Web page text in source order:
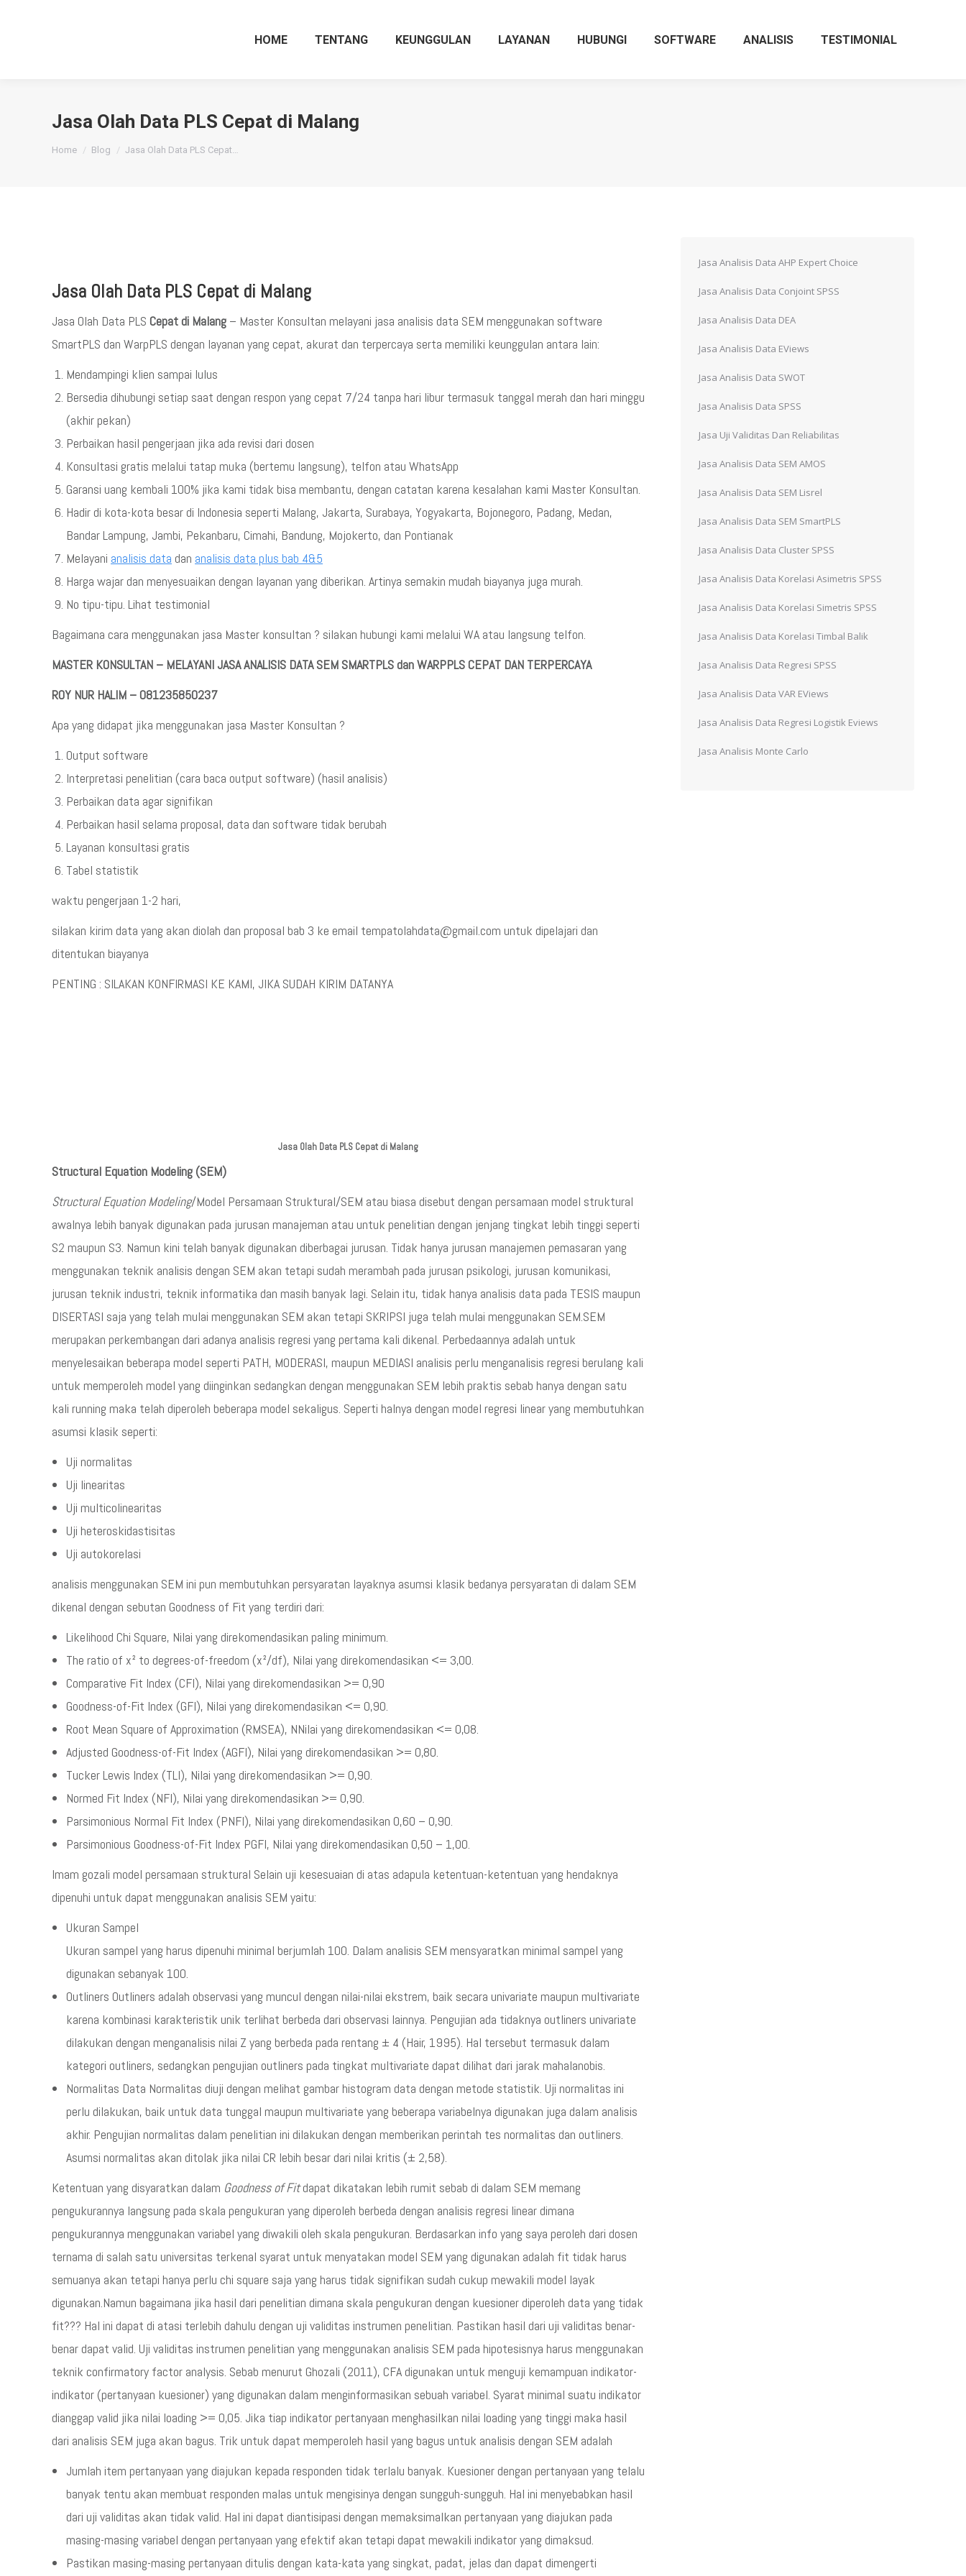
HOME TENTANG KEUNGGULAN LAYANAN HUBUNGI SOFTWARE ANALISIS TESTIMONIAL
Jasa Olah Data PLS Cepat di Malang
You are here:
Home Blog Jasa Olah Data PLS Cepat…
Jasa Olah Data PLS Cepat di Malang
Jasa Olah Data PLS Cepat di Malang – Master Konsultan melayani jasa analisis data SEM menggunakan software
SmartPLS dan WarpPLS dengan layanan yang cepat, akurat dan terpercaya serta memiliki keunggulan antara lain:
Mendampingi klien sampai lulus
Bersedia dihubungi setiap saat dengan respon yang cepat 7/24 tanpa hari libur termasuk tanggal merah dan hari minggu
(akhir pekan)
Perbaikan hasil pengerjaan jika ada revisi dari dosen
Konsultasi gratis melalui tatap muka (bertemu langsung), telfon atau WhatsApp
Garansi uang kembali 100% jika kami tidak bisa membantu, dengan catatan karena kesalahan kami Master Konsultan.
Hadir di kota-kota besar di Indonesia seperti Malang, Jakarta, Surabaya, Yogyakarta, Bojonegoro, Padang, Medan,
Bandar Lampung, Jambi, Pekanbaru, Cimahi, Bandung, Mojokerto, dan Pontianak
Melayani analisis data dan analisis data plus bab 4&5
Harga wajar dan menyesuaikan dengan layanan yang diberikan. Artinya semakin mudah biayanya juga murah.
No tipu-tipu. Lihat testimonial
Bagaimana cara menggunakan jasa Master konsultan ? silakan hubungi kami melalui WA atau langsung telfon.
MASTER KONSULTAN – MELAYANI JASA ANALISIS DATA SEM SMARTPLS dan WARPPLS CEPAT DAN TERPERCAYA
ROY NUR HALIM – 081235850237
Apa yang didapat jika menggunakan jasa Master Konsultan ?
Output software
Interpretasi penelitian (cara baca output software) (hasil analisis)
Perbaikan data agar signifikan
Perbaikan hasil selama proposal, data dan software tidak berubah
Layanan konsultasi gratis
Tabel statistik
waktu pengerjaan 1-2 hari,
silakan kirim data yang akan diolah dan proposal bab 3 ke email tempatolahdata@gmail.com untuk dipelajari dan
ditentukan biayanya
PENTING : SILAKAN KONFIRMASI KE KAMI, JIKA SUDAH KIRIM DATANYA
Jasa Olah Data PLS Cepat di Malang
Structural Equation Modeling (SEM)
Structural Equation Modeling/Model Persamaan Struktural/SEM atau biasa disebut dengan persamaan model struktural
awalnya lebih banyak digunakan pada jurusan manajeman atau untuk penelitian dengan jenjang tingkat lebih tinggi seperti
S2 maupun S3. Namun kini telah banyak digunakan diberbagai jurusan. Tidak hanya jurusan manajemen pemasaran yang
menggunakan teknik analisis dengan SEM akan tetapi sudah merambah pada jurusan psikologi, jurusan komunikasi,
jurusan teknik industri, teknik informatika dan masih banyak lagi. Selain itu, tidak hanya analisis data pada TESIS maupun
DISERTASI saja yang telah mulai menggunakan SEM akan tetapi SKRIPSI juga telah mulai menggunakan SEM.SEM
merupakan perkembangan dari adanya analisis regresi yang pertama kali dikenal. Perbedaannya adalah untuk
menyelesaikan beberapa model seperti PATH, MODERASI, maupun MEDIASI analisis perlu menganalisis regresi berulang kali
untuk memperoleh model yang diinginkan sedangkan dengan menggunakan SEM lebih praktis sebab hanya dengan satu
kali running maka telah diperoleh beberapa model sekaligus. Seperti halnya dengan model regresi linear yang membutuhkan
asumsi klasik seperti:
Uji normalitas
Uji linearitas
Uji multicolinearitas
Uji heteroskidastisitas
Uji autokorelasi
analisis menggunakan SEM ini pun membutuhkan persyaratan layaknya asumsi klasik bedanya persyaratan di dalam SEM
dikenal dengan sebutan Goodness of Fit yang terdiri dari:
Likelihood Chi Square, Nilai yang direkomendasikan paling minimum.
The ratio of x² to degrees-of-freedom (x²/df), Nilai yang direkomendasikan <= 3,00.
Comparative Fit Index (CFI), Nilai yang direkomendasikan >= 0,90
Goodness-of-Fit Index (GFI), Nilai yang direkomendasikan <= 0,90.
Root Mean Square of Approximation (RMSEA), NNilai yang direkomendasikan <= 0,08.
Adjusted Goodness-of-Fit Index (AGFI), Nilai yang direkomendasikan >= 0,80.
Tucker Lewis Index (TLI), Nilai yang direkomendasikan >= 0,90.
Normed Fit Index (NFI), Nilai yang direkomendasikan >= 0,90.
Parsimonious Normal Fit Index (PNFI), Nilai yang direkomendasikan 0,60 – 0,90.
Parsimonious Goodness-of-Fit Index PGFI, Nilai yang direkomendasikan 0,50 – 1,00.
Imam gozali model persamaan struktural Selain uji kesesuaian di atas adapula ketentuan-ketentuan yang hendaknya
dipenuhi untuk dapat menggunakan analisis SEM yaitu:
Ukuran Sampel
Ukuran sampel yang harus dipenuhi minimal berjumlah 100. Dalam analisis SEM mensyaratkan minimal sampel yang
digunakan sebanyak 100.
Outliners Outliners adalah observasi yang muncul dengan nilai-nilai ekstrem, baik secara univariate maupun multivariate
karena kombinasi karakteristik unik terlihat berbeda dari observasi lainnya. Pengujian ada tidaknya outliners univariate
dilakukan dengan menganalisis nilai Z yang berbeda pada rentang ± 4 (Hair, 1995). Hal tersebut termasuk dalam
kategori outliners, sedangkan pengujian outliners pada tingkat multivariate dapat dilihat dari jarak mahalanobis.
Normalitas Data Normalitas diuji dengan melihat gambar histogram data dengan metode statistik. Uji normalitas ini
perlu dilakukan, baik untuk data tunggal maupun multivariate yang beberapa variabelnya digunakan juga dalam analisis
akhir. Pengujian normalitas dalam penelitian ini dilakukan dengan memberikan perintah tes normalitas dan outliners.
Asumsi normalitas akan ditolak jika nilai CR lebih besar dari nilai kritis (± 2,58).
Ketentuan yang disyaratkan dalam Goodness of Fitdapat dikatakan lebih rumit sebab di dalam SEM memang
pengukurannya langsung pada skala pengukuran yang diperoleh berbeda dengan analisis regresi linear dimana
pengukurannya menggunakan variabel yang diwakili oleh skala pengukuran. Berdasarkan info yang saya peroleh dari dosen
ternama di salah satu universitas terkenal syarat untuk menyatakan model SEM yang digunakan adalah fit tidak harus
semuanya akan tetapi hanya perlu chi square saja yang harus tidak signifikan sudah cukup mewakili model layak
digunakan.Namun bagaimana jika hasil dari penelitian dimana skala pengukuran dengan kuesioner diperoleh data yang tidak
fit??? Hal ini dapat di atasi terlebih dahulu dengan uji validitas instrumen penelitian. Pastikan hasil dari uji validitas benar-
benar dapat valid. Uji validitas instrumen penelitian yang menggunakan analisis SEM pada hipotesisnya harus menggunakan
teknik confirmatory factor analysis. Sebab menurut Ghozali (2011), CFA digunakan untuk menguji kemampuan indikator-
indikator (pertanyaan kuesioner) yang digunakan dalam menginformasikan sebuah variabel. Syarat minimal suatu indikator
dianggap valid jika nilai loading >= 0,05. Jika tiap indikator pertanyaan menghasilkan nilai loading yang tinggi maka hasil
dari analisis SEM juga akan bagus. Trik untuk dapat memperoleh hasil yang bagus untuk analisis dengan SEM adalah
Jumlah item pertanyaan yang diajukan kepada responden tidak terlalu banyak. Kuesioner dengan pertanyaan yang telalu
banyak tentu akan membuat responden malas untuk mengisinya dengan sungguh-sungguh. Hal ini menyebabkan hasil
dari uji validitas akan tidak valid. Hal ini dapat diantisipasi dengan memaksimalkan pertanyaan yang diajukan pada
masing-masing variabel dengan pertanyaan yang efektif akan tetapi dapat mewakili indikator yang dimaksud.
Pastikan masing-masing pertanyaan ditulis dengan kata-kata yang singkat, padat, jelas dan dapat dimengerti
Jasa Analisis Data AHP Expert Choice
Jasa Analisis Data Conjoint SPSS
Jasa Analisis Data DEA
Jasa Analisis Data EViews
Jasa Analisis Data SWOT
Jasa Analisis Data SPSS
Jasa Uji Validitas Dan Reliabilitas
Jasa Analisis Data SEM AMOS
Jasa Analisis Data SEM Lisrel
Jasa Analisis Data SEM SmartPLS
Jasa Analisis Data Cluster SPSS
Jasa Analisis Data Korelasi Asimetris SPSS
Jasa Analisis Data Korelasi Simetris SPSS
Jasa Analisis Data Korelasi Timbal Balik
Jasa Analisis Data Regresi SPSS
Jasa Analisis Data VAR EViews
Jasa Analisis Data Regresi Logistik Eviews
Jasa Analisis Monte Carlo